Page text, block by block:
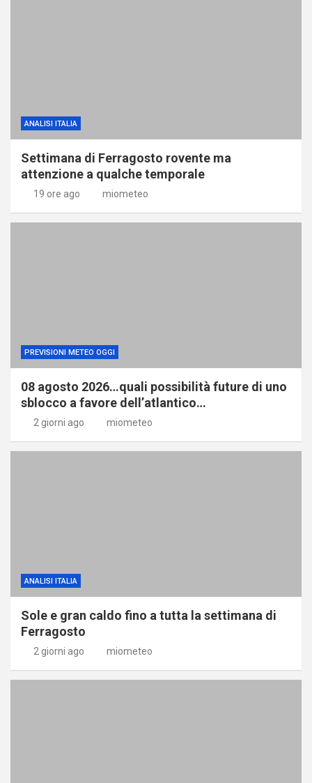
ANALISI ITALIA
Settimana di Ferragosto rovente ma
attenzione a qualche temporale
19 ore ago miometeo
PREVISIONI METEO OGGI
08 agosto 2026…quali possibilità future di uno
sblocco a favore dell’atlantico…
2 giorni ago miometeo
ANALISI ITALIA
Sole e gran caldo fino a tutta la settimana di
Ferragosto
2 giorni ago miometeo